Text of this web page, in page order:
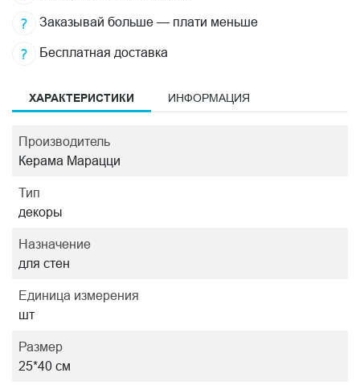
Заказывай больше — плати меньше
Бесплатная доставка
ХАРАКТЕРИСТИКИ ИНФОРМАЦИЯ
Производитель
Керама Марацци
Тип
декоры
Назначение
для стен
Единица измерения
шт
Размер
25*40 см